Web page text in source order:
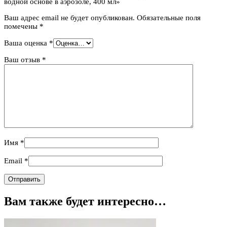
Ваш адрес email не будет опубликован. Обязательные поля
помечены *
Ваша оценка *
Ваш отзыв *
Имя *
Email *
Вам также будет интересно…